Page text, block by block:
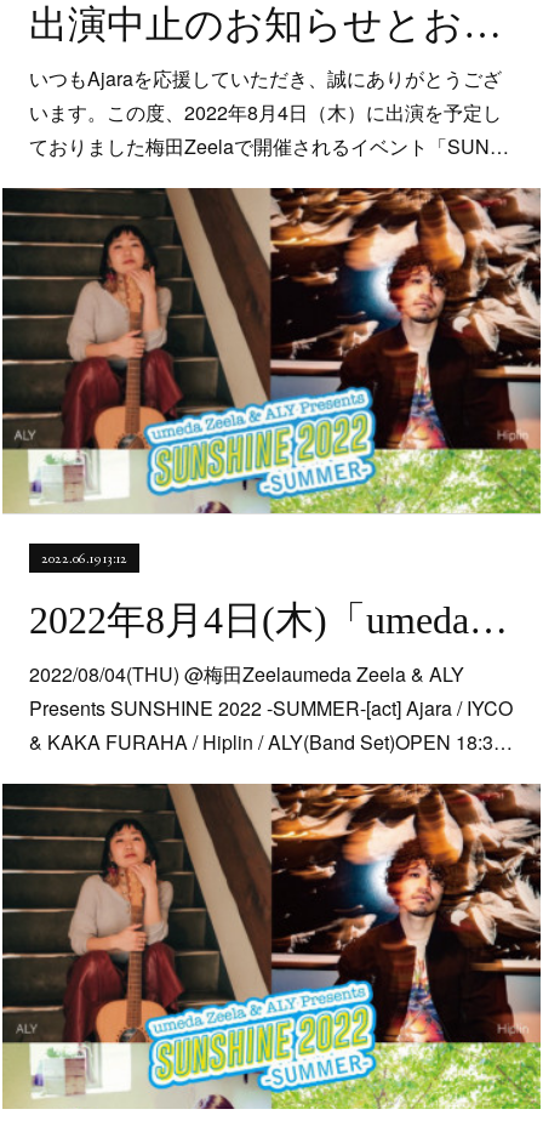
出演中止のお知らせとお詫び
いつもAjaraを応援していただき、誠にありがとうござ
います。この度、2022年8月4日（木）に出演を予定し
ておりました梅田Zeelaで開催されるイベント「SUN…
2022.06.19 13:12
2022年8月4日(木)「umeda Zeela & ALY Presents SUNSHINE 2022 -SUMMER-」＠梅田Zeela
2022/08/04(THU) @梅田Zeelaumeda Zeela & ALY
Presents SUNSHINE 2022 -SUMMER-[act] Ajara / IYCO
& KAKA FURAHA / Hiplin / ALY(Band Set)OPEN 18:3…